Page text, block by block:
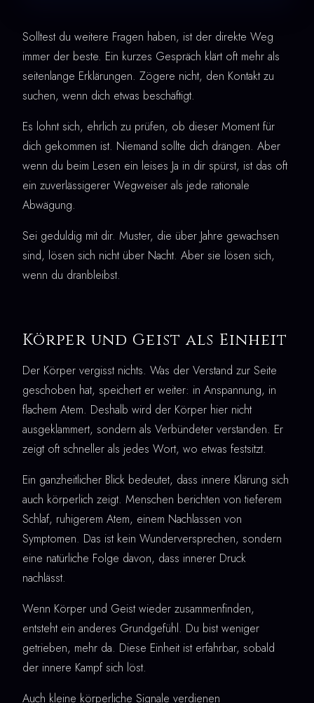
Solltest du weitere Fragen haben, ist der direkte Weg
immer der beste. Ein kurzes Gespräch klärt oft mehr als
seitenlange Erklärungen. Zögere nicht, den Kontakt zu
suchen, wenn dich etwas beschäftigt.
Es lohnt sich, ehrlich zu prüfen, ob dieser Moment für
dich gekommen ist. Niemand sollte dich drängen. Aber
wenn du beim Lesen ein leises Ja in dir spürst, ist das oft
ein zuverlässigerer Wegweiser als jede rationale
Abwägung.
Sei geduldig mit dir. Muster, die über Jahre gewachsen
sind, lösen sich nicht über Nacht. Aber sie lösen sich,
wenn du dranbleibst.
Körper und Geist als Einheit
Der Körper vergisst nichts. Was der Verstand zur Seite
geschoben hat, speichert er weiter: in Anspannung, in
flachem Atem. Deshalb wird der Körper hier nicht
ausgeklammert, sondern als Verbündeter verstanden. Er
zeigt oft schneller als jedes Wort, wo etwas festsitzt.
Ein ganzheitlicher Blick bedeutet, dass innere Klärung sich
auch körperlich zeigt. Menschen berichten von tieferem
Schlaf, ruhigerem Atem, einem Nachlassen von
Symptomen. Das ist kein Wunderversprechen, sondern
eine natürliche Folge davon, dass innerer Druck
nachlässt.
Wenn Körper und Geist wieder zusammenfinden,
entsteht ein anderes Grundgefühl. Du bist weniger
getrieben, mehr da. Diese Einheit ist erfahrbar, sobald
der innere Kampf sich löst.
Auch kleine körperliche Signale verdienen